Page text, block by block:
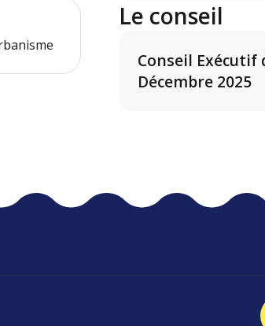
Le conseil
Conseil Exécutif
Décembre 2025